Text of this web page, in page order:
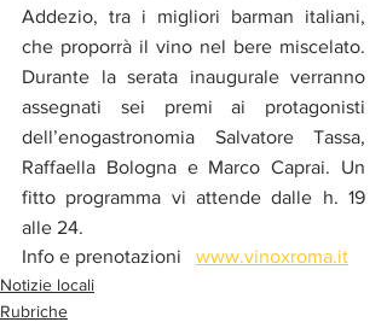
Addezio, tra i migliori barman italiani,
che proporrà il vino nel bere miscelato.
Durante la serata inaugurale verranno
assegnati sei premi ai protagonisti
dell’enogastronomia Salvatore Tassa,
Raffaella Bologna e Marco Caprai. Un
fitto programma vi attende dalle h. 19
alle 24.
Info e prenotazioni www.vinoxroma.it
Notizie locali
Rubriche